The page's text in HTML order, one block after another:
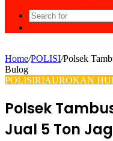
Home/POLISI/Polsek
Bulog
POLISIRIAUROKAN
Polsek
Jual 5 Ton